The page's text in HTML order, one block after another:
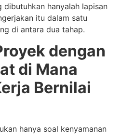
dibutuhkan hanyalah lapisan
itu dalam satu
di antara dua tahap.
dengan
di Mana
Bernilai
hanya soal kenyamanan